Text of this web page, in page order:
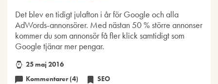
Det blev en tidigt julafton i år för Google och alla
AdWords-annonsörer. Med nästan 50 % större annonser
kommer du som annonsör få fler klick samtidigt som
Google tjänar mer pengar.
25 maj 2016
Kommentarer (4)
SEO